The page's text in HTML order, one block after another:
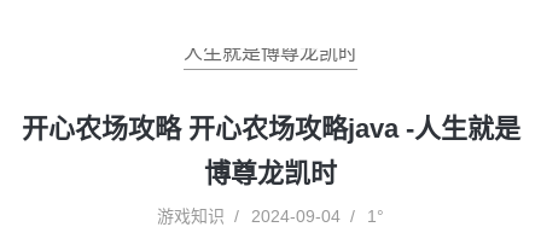
人生就是博尊龙凯时
开心农场攻略 开心农场攻略java -人生就是
博尊龙凯时
游戏知识 2024-09-04 1°